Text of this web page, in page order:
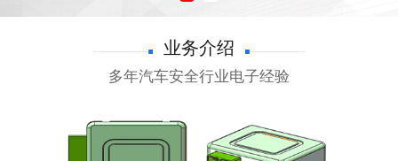
业务介绍
多年汽车安全行业电子经验